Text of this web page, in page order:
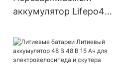
аккумулятор Lifepo4
фосфатный аккумулятор
60 В 20 Ач